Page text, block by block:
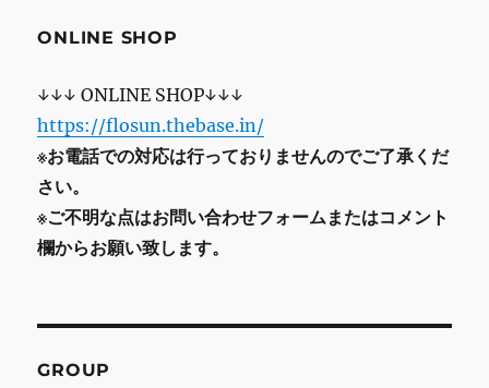
ONLINE SHOP
↓↓↓ ONLINE SHOP↓↓↓
https://flosun.thebase.in/
※お電話での対応は行っておりませんのでご了承くだ
さい。
※ご不明な点はお問い合わせフォームまたはコメント
欄からお願い致します。
GROUP